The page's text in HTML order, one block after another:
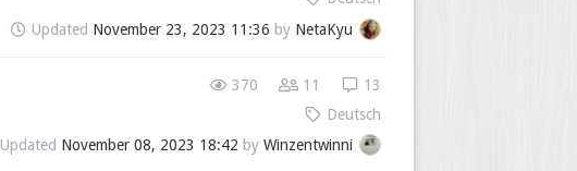
Updated November 23, 2023 11:36 by NetaKyu
370 11
13
Deutsch
Updated November 08, 2023 18:42 by Winzentwinni